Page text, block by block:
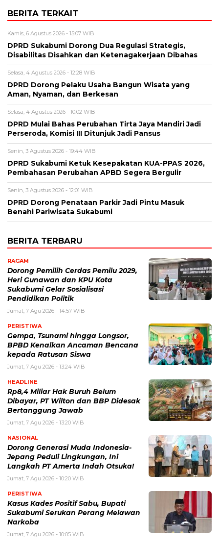
BERITA TERKAIT
Kamis, 6 Agustus 2026 - 15:07 WIB
DPRD Sukabumi Dorong Dua Regulasi Strategis,
Disabilitas Disahkan dan Ketenagakerjaan Dibahas
Selasa, 4 Agustus 2026 - 12:28 WIB
DPRD Dorong Pelaku Usaha Bangun Wisata yang
Aman, Nyaman, dan Berkesan
Selasa, 4 Agustus 2026 - 10:02 WIB
DPRD Mulai Bahas Perubahan Tirta Jaya Mandiri Jadi
Perseroda, Komisi III Ditunjuk Jadi Pansus
Senin, 3 Agustus 2026 - 19:44 WIB
DPRD Sukabumi Ketuk Kesepakatan KUA-PPAS 2026,
Pembahasan Perubahan APBD Segera Bergulir
Senin, 3 Agustus 2026 - 12:01 WIB
DPRD Dorong Penataan Parkir Jadi Pintu Masuk
Benahi Pariwisata Sukabumi
BERITA TERBARU
RAGAM
Dorong Pemilih Cerdas Pemilu 2029,
Heri Gunawan dan KPU Kota
Sukabumi Gelar Sosialisasi
Pendidikan Politik
Jumat, 7 Agu 2026 - 14:57 WIB
PERISTIWA
Gempa, Tsunami hingga Longsor,
BPBD Kenalkan Ancaman Bencana
kepada Ratusan Siswa
Jumat, 7 Agu 2026 - 13:24 WIB
HEADLINE
Rp8,4 Miliar Hak Buruh Belum
Dibayar, PT Wilton dan BBP Didesak
Bertanggung Jawab
Jumat, 7 Agu 2026 - 13:20 WIB
NASIONAL
Dorong Generasi Muda Indonesia-
Jepang Peduli Lingkungan, Ini
Langkah PT Amerta Indah Otsuka!
Jumat, 7 Agu 2026 - 10:20 WIB
PERISTIWA
Kasus Kades Positif Sabu, Bupati
Sukabumi Serukan Perang Melawan
Narkoba
Jumat, 7 Agu 2026 - 10:05 WIB